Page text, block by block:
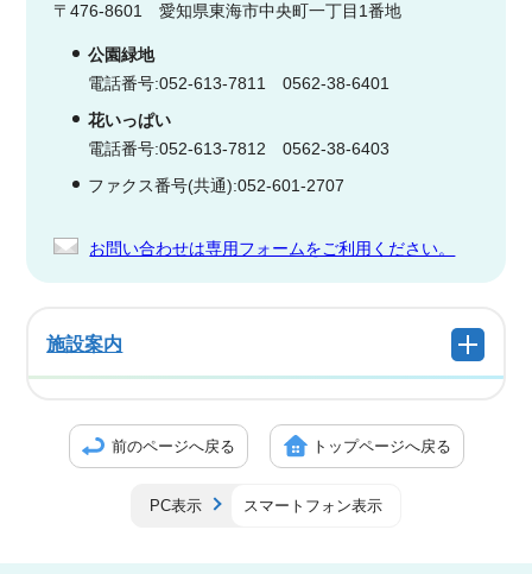
〒476-8601 愛知県東海市中央町一丁目1番地
公園緑地
電話番号:052-613-7811 0562-38-6401
花いっぱい
電話番号:052-613-7812 0562-38-6403
ファクス番号(共通):052-601-2707
お問い合わせは専用フォームをご利用ください。
施設案内
前のページへ戻る トップページへ戻る
PC表示 スマートフォン表示